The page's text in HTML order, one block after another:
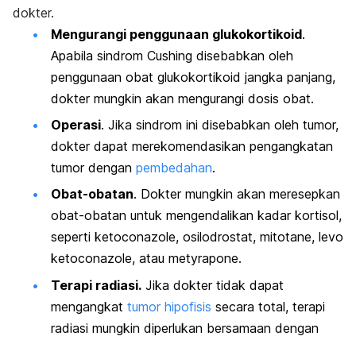
dokter.
Mengurangi penggunaan glukokortikoid.
Apabila sindrom Cushing disebabkan oleh
penggunaan obat glukokortikoid jangka panjang,
dokter mungkin akan mengurangi dosis obat.
Operasi. Jika sindrom ini disebabkan oleh tumor,
dokter dapat merekomendasikan pengangkatan
tumor dengan pembedahan.
Obat-obatan. Dokter mungkin akan meresepkan
obat-obatan untuk mengendalikan kadar kortisol,
seperti ketoconazole, osilodrostat, mitotane, levo
ketoconazole, atau metyrapone.
Terapi radiasi. Jika dokter tidak dapat
mengangkat tumor hipofisis secara total, terapi
radiasi mungkin diperlukan bersamaan dengan